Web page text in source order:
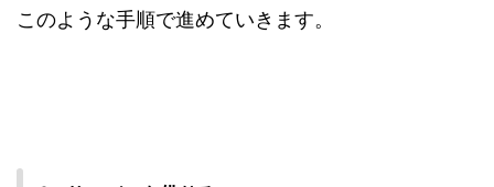
このような手順で進めていきます。